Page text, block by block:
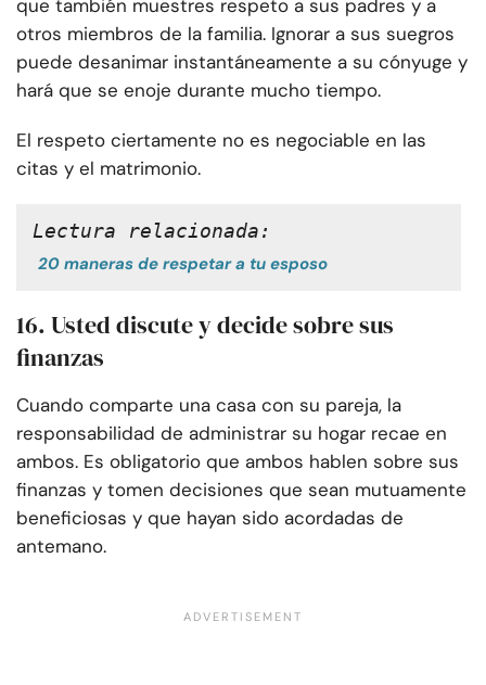
que también muestres respeto a sus padres y a
otros miembros de la familia. Ignorar a sus suegros
puede desanimar instantáneamente a su cónyuge y
hará que se enoje durante mucho tiempo.
El respeto ciertamente no es negociable en las
citas y el matrimonio.
Lectura relacionada:
20 maneras de respetar a tu esposo
16. Usted discute y decide sobre sus
finanzas
Cuando comparte una casa con su pareja, la
responsabilidad de administrar su hogar recae en
ambos. Es obligatorio que ambos hablen sobre sus
finanzas y tomen decisiones que sean mutuamente
beneficiosas y que hayan sido acordadas de
antemano.